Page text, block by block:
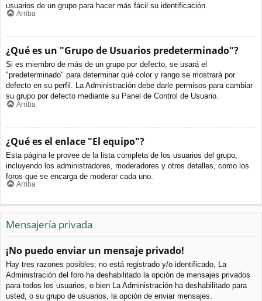
usuarios de un grupo para hacer más fácil su identificación.
Arriba
¿Qué es un "Grupo de Usuarios predeterminado"?
Si es miembro de más de un grupo por defecto, se usará el
"predeterminado" para determinar qué color y rango se mostrará por
defecto en su perfil. La Administración debe darle permisos para cambiar
su grupo por defecto mediante su Panel de Control de Usuario.
Arriba
¿Qué es el enlace "El equipo"?
Esta página le provee de la lista completa de los usuarios del grupo,
incluyendo los administradores, moderadores y otros detalles, como los
foros que se encarga de moderar cada uno.
Arriba
Mensajería privada
¡No puedo enviar un mensaje privado!
Hay tres razones posibles; no está registrado y/o identificado, La
Administración del foro ha deshabilitado la opción de mensajes privados
para todos los usuarios, o bien La Administración ha deshabilitado para
usted, o su grupo de usuarios, la opción de enviar mensajes.